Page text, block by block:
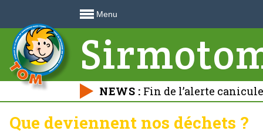
Menu
NEWS : Fin de l’alerte
déchetteries 🍃
Que deviennent nos déchets ?